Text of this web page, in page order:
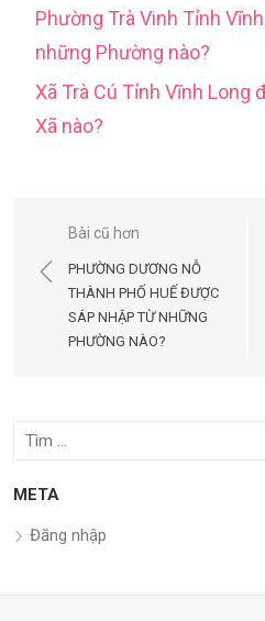
Phường Trà Vinh Tỉnh
những Phường nào?
Xã Trà Cú Tỉnh Vĩnh
Xã nào?
Điều
hướng
bài
viết
Bài cũ hơn
PHƯỜNG DƯƠNG NỖ
THÀNH PHỐ HUẾ ĐƯỢC
SÁP NHẬP TỪ NHỮNG
PHƯỜNG NÀO?
Tìm
quả
META
Đăng nhập